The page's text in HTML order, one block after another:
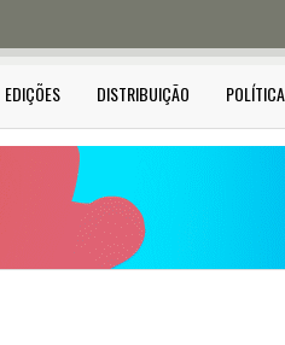
EDIÇÕES DISTRIBUIÇÃO